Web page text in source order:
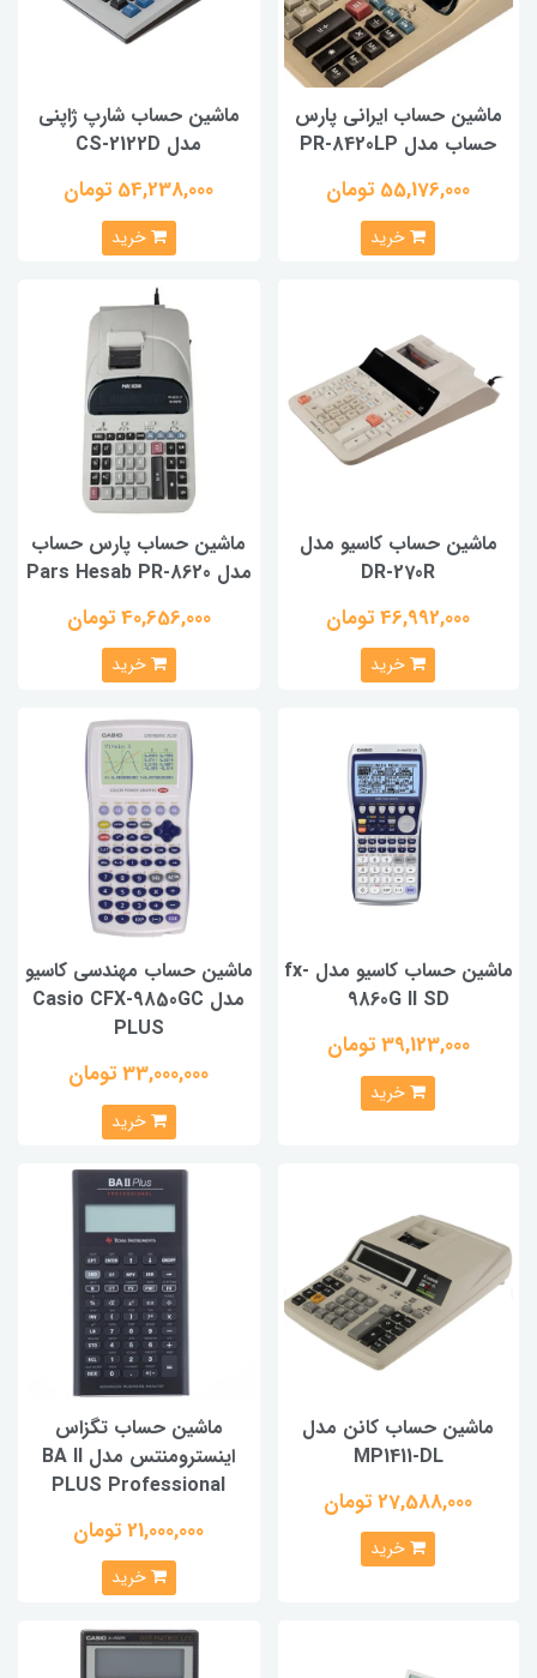
ماشین حساب ایرانی پارس
حساب مدل PR-8420LP
55,176,000 تومان
خرید
ماشین حساب شارپ ژاپنی
مدل CS-2122D
54,238,000 تومان
خرید
ماشین حساب کاسیو مدل
DR-270R
46,992,000 تومان
خرید
ماشین حساب پارس حساب
مدل Pars Hesab PR-8620
40,656,000 تومان
خرید
ماشین حساب کاسیو مدل fx-
9860G II SD
39,123,000 تومان
خرید
ماشین حساب مهندسی کاسیو
مدل Casio CFX-9850GC
PLUS
33,000,000 تومان
خرید
ماشین حساب کانن مدل
MP1411-DL
27,588,000 تومان
خرید
ماشین حساب تگزاس
اینسترومنتس مدل BA II
PLUS Professional
21,000,000 تومان
خرید